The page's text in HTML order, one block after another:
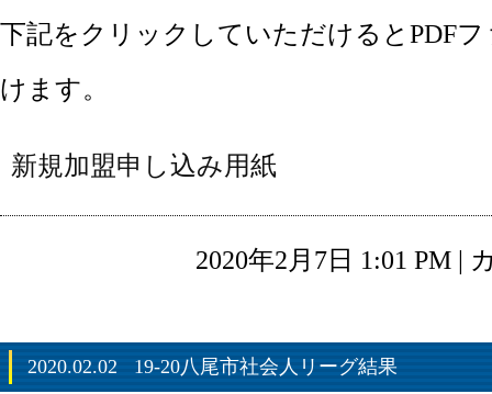
下記をクリックしていただけるとPDF
けます。
新規加盟申し込み用紙
2020年2月7日 1:01 PM |
2020.02.02 19-20八尾市社会人リーグ結果